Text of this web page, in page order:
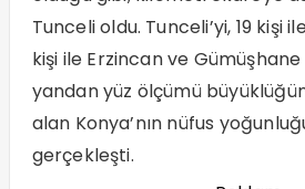
Tunceli oldu. Tunceli’yi, 19 kişi
kişi ile Erzincan ve
yandan yüz ölçümü
alan Konya’nın nüfus
gerçekleşti.